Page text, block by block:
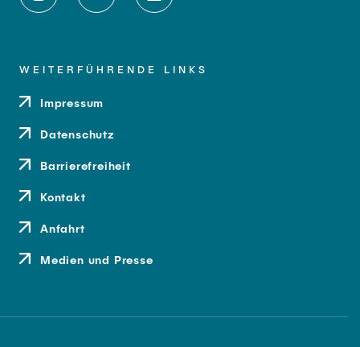
WEITERFÜHRENDE LINKS
Impressum
Datenschutz
Barrierefreiheit
Kontakt
Anfahrt
Medien und Presse